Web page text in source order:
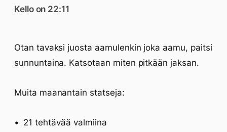
Kello on 22:11
Otan tavaksi juosta aamulenkin joka aamu, paitsi
sunnuntaina. Katsotaan miten pitkään jaksan.
Muita maanantain statseja:
21 tehtävää valmiina